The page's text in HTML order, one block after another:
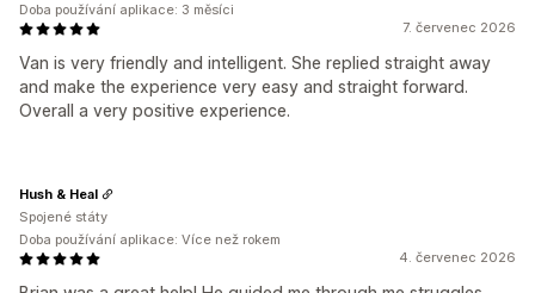
7. červenec 2026
Van is very friendly and intelligent. She replied straight away
and make the experience very easy and straight forward.
Overall a very positive experience.
Doba používání aplikace: 3 měsíci
4. červenec 2026
Hush & Heal
Spojené státy
Doba používání aplikace: Více než rokem